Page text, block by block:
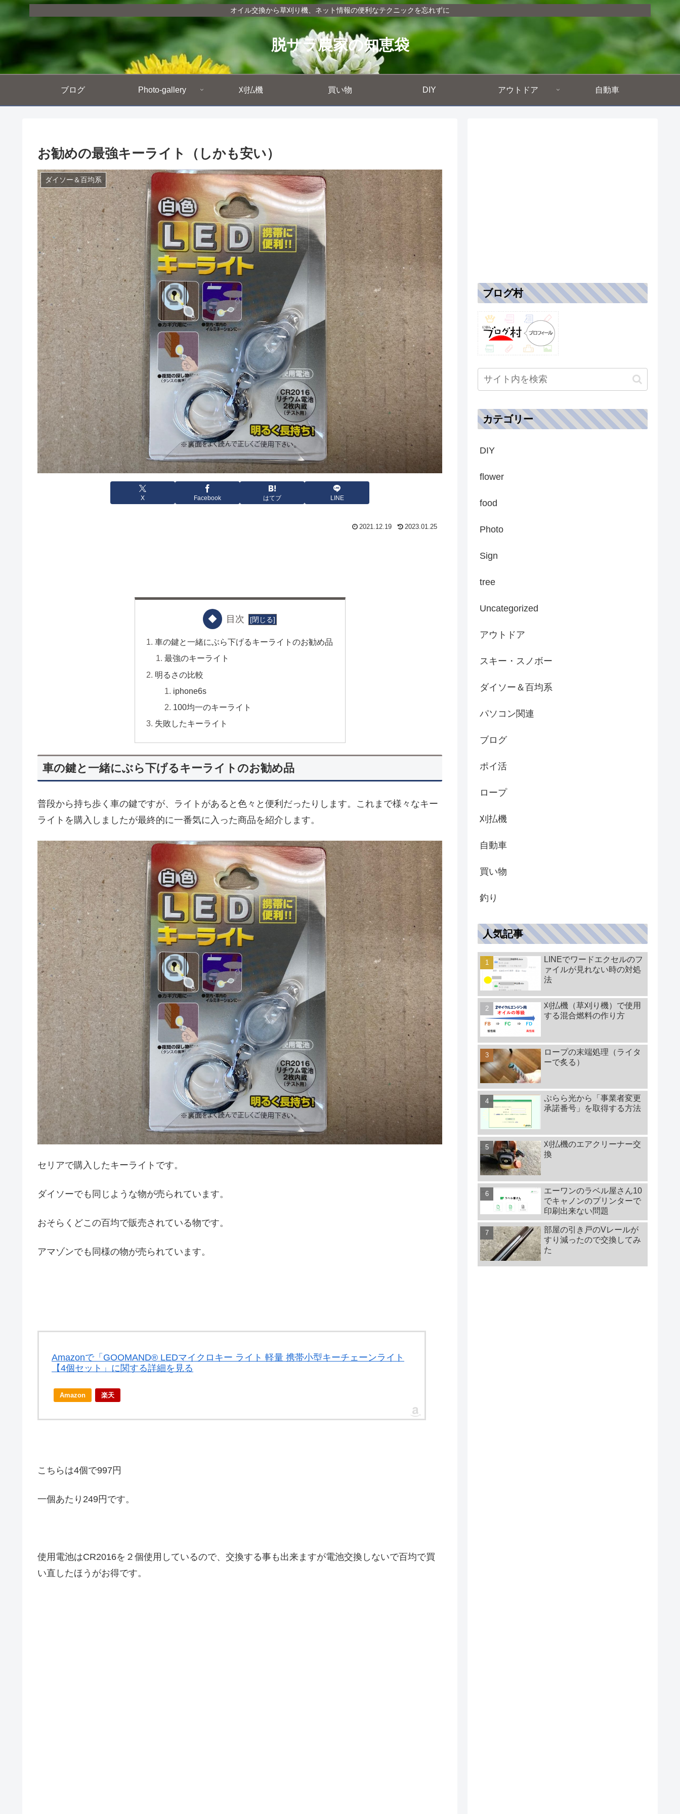
オイル交換から草刈り機、ネット情報の便利なテクニックを忘れずに
脱サラ農家の知恵袋
ブログ Photo-gallery 刈払機 買い物 DIY アウトドア 自動車
お勧めの最強キーライト（しかも安い）
ダイソー＆百均系
X Facebook はてブ LINE
2021.12.19 2023.01.25
目次
車の鍵と一緒にぶら下げるキーライトのお勧め品
最強のキーライト
明るさの比較
iphone6s
100均一のキーライト
失敗したキーライト
車の鍵と一緒にぶら下げるキーライトのお勧め品
普段から持ち歩く車の鍵ですが、ライトがあると色々と便利だったりします。これまで様々なキー
ライトを購入しましたが最終的に一番気に入った商品を紹介します。
セリアで購入したキーライトです。
ダイソーでも同じような物が売られています。
おそらくどこの百均で販売されている物です。
アマゾンでも同様の物が売られています。
Amazonで「GOOMAND® LEDマイクロキー ライト 軽量 携帯小型キーチェーンライト
【4個セット」に関する詳細を見る
Amazon 楽天
こちらは4個で997円
一個あたり249円です。
使用電池はCR2016を２個使用しているので、交換する事も出来ますが電池交換しないで百均で買
い直したほうがお得です。
ブログ村
カテゴリー
DIY
flower
food
Photo
Sign
tree
Uncategorized
アウトドア
スキー・スノボー
ダイソー＆百均系
パソコン関連
ブログ
ポイ活
ロープ
刈払機
自動車
買い物
釣り
人気記事
LINEでワードエクセルのフ
ァイルが見れない時の対処
法
刈払機（草刈り機）で使用
する混合燃料の作り方
ロープの末端処理（ライタ
ーで炙る）
ぷらら光から「事業者変更
承諾番号」を取得する方法
刈払機のエアクリーナー交
換
エーワンのラベル屋さん10
でキャノンのプリンターで
印刷出来ない問題
部屋の引き戸のVレールが
すり減ったので交換してみ
た